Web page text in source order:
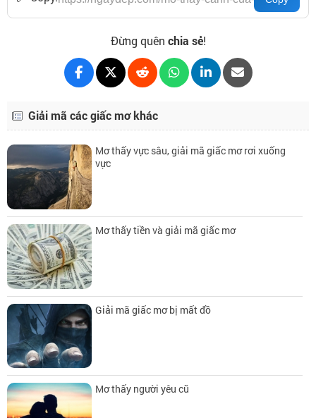
Đừng quên chia sẻ!
Giải mã các giấc mơ khác
Mơ thấy vực sâu, giải mã giấc mơ rơi xuống
vực
Mơ thấy tiền và giải mã giấc mơ
Giải mã giấc mơ bị mất đồ
Mơ thấy người yêu cũ